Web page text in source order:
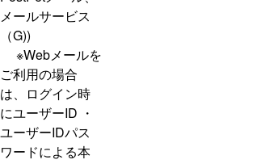
メールサービス
（G))
※Webメールを
ご利用の場合
は、ログイン時
にユーザーID ・
ユーザーIDパス
ワードによる本